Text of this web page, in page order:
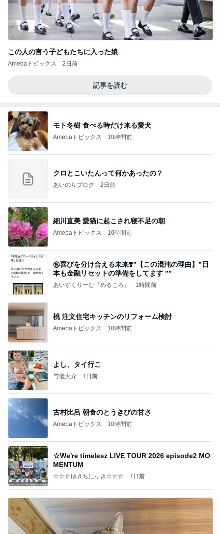
この人の言う子どもたちに入った娘
Amebaトピックス 2日前
記事を読む
モト冬樹 食べる時だけ来る愛犬
Amebaトピックス 10時間前
クロとこいたんって何かあったの？
あいのりブログ 2日前
細川直美 愛猫に起こされ寝不足の朝
Amebaトピックス 10時間前
㊗️喜びを分け合える未来❣️”【この混沌の理由】”⽇
本も⾦融リセットの準備をしてます ””
あいすくりーむ『めるころ』 1時間前
桃 注文住宅キッチンのリフォーム検討
Amebaトピックス 10時間前
よし、タイ行こ
与儀大介 1日前
古村比呂 朝食のとうきびの甘さ
Amebaトピックス 10時間前
☆We're timelesz LIVE TOUR 2026 episode2 MO
MENTUM
☆☆☆ゆきちにっき☆☆☆ 7日前